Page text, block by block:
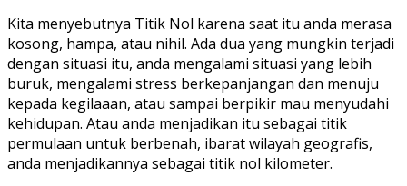
Kita menyebutnya Titik Nol karena saat itu anda merasa
kosong, hampa, atau nihil. Ada dua yang mungkin terjadi
dengan situasi itu, anda mengalami situasi yang lebih
buruk, mengalami stress berkepanjangan dan menuju
kepada kegilaaan, atau sampai berpikir mau menyudahi
kehidupan. Atau anda menjadikan itu sebagai titik
permulaan untuk berbenah, ibarat wilayah geografis,
anda menjadikannya sebagai titik nol kilometer.